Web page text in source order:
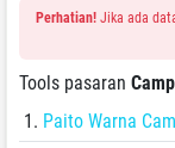
Perhatian!Jika ada
Tools pasaran
Paito Warna